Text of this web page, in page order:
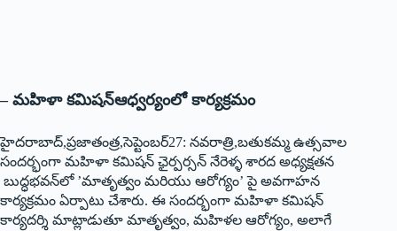
– మహిళా కమిషన్‌ఆధ్వర్యంలో కార్యక్రమం
హైదరాబాద్‌,‌ప్రజాతంత్ర,సెప్టెంబర్‌27: ‌నవరాత్రి,బతుకమ్మ ఉత్సవాల
సందర్భంగా మహిళా కమిషన్‌ ‌ఛైర్పర్సన్‌ ‌నేరెళ్ళ శారద అధ్యక్షతన
బుద్ధభవన్‌లో ’మాతృత్వం మరియు ఆరోగ్యం’ పై అవగాహన
కార్యక్రమం ఏర్పాటు చేశారు. ఈ సందర్భంగా మహిళా కమిషన్‌
‌కార్యదర్శి మాట్లాడుతూ మాతృత్వం, మహిళల ఆరోగ్యం, అలాగే